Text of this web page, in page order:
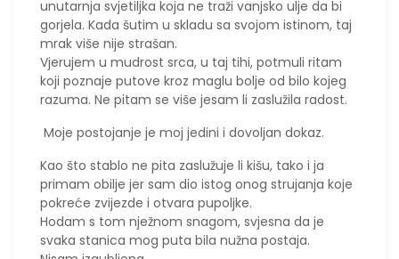
unutarnja svjetiljka koja ne traži vanjsko ulje da bi
gorjela. Kada šutim u skladu sa svojom istinom, taj
mrak više nije strašan.
​Vjerujem u mudrost srca, u taj tihi, potmuli ritam
koji poznaje putove kroz maglu bolje od bilo kojeg
razuma. Ne pitam se više jesam li zaslužila radost.
Moje postojanje je moj jedini i dovoljan dokaz.
Kao što stablo ne pita zaslužuje li kišu, tako i ja
primam obilje jer sam dio istog onog strujanja koje
pokreće zvijezde i otvara pupoljke.
​Hodam s tom nježnom snagom, svjesna da je
svaka stanica mog puta bila nužna postaja.